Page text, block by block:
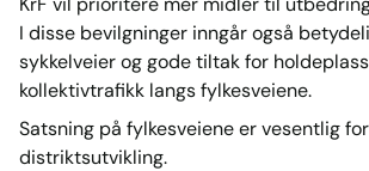
I disse bevilgninger inngår også
sykkelveier og gode tiltak for
kollektivtrafikk langs fylkesveiene.
Satsning på fylkesveiene er vesentlig
distriktsutvikling.